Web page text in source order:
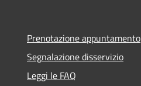
Prenotazione appuntamento
Segnalazione disservizio
Leggi le FAQ